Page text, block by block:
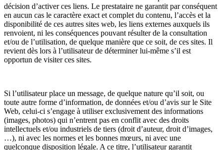
décision d’activer ces liens. Le prestataire ne garantit par conséquent
en aucun cas le caractère exact et complet du contenu, l’accès et la
disponibilité de ces autres sites web, les liens externes auxquels ils
renvoient, ni les conséquences pouvant résulter de la consultation
et/ou de l’utilisation, de quelque manière que ce soit, de ces sites. Il
revient dès lors à l’utilisateur de déterminer lui-même s’il est
opportun de visiter ces sites.
Si l’utilisateur place un message, de quelque nature qu’il soit, ou
toute autre forme d’information, de données et/ou d’avis sur le Site
Web, celui-ci s’engage à utiliser exclusivement des informations
(images, photos) qui n’entrent pas en conflit avec des droits
intellectuels et/ou industriels de tiers (droit d’auteur, droit d’images,
…), ni avec les normes et les bonnes mœurs, ni avec une
quelconque disposition légale. A ce titre, l’utilisateur garantit